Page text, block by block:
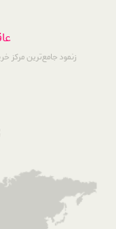
زنمود جامع‌ترین